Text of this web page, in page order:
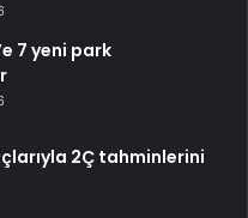
7 yeni park
2Ç tahminlerini